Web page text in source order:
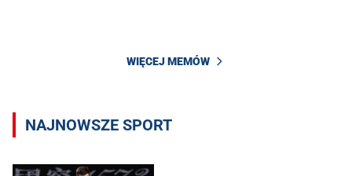
WIĘCEJ MEMÓW
NAJNOWSZE SPORT